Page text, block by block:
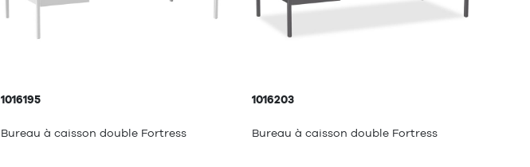
1016195
Bureau à caisson double Fortress
1016203
Bureau à caisson double Fortress